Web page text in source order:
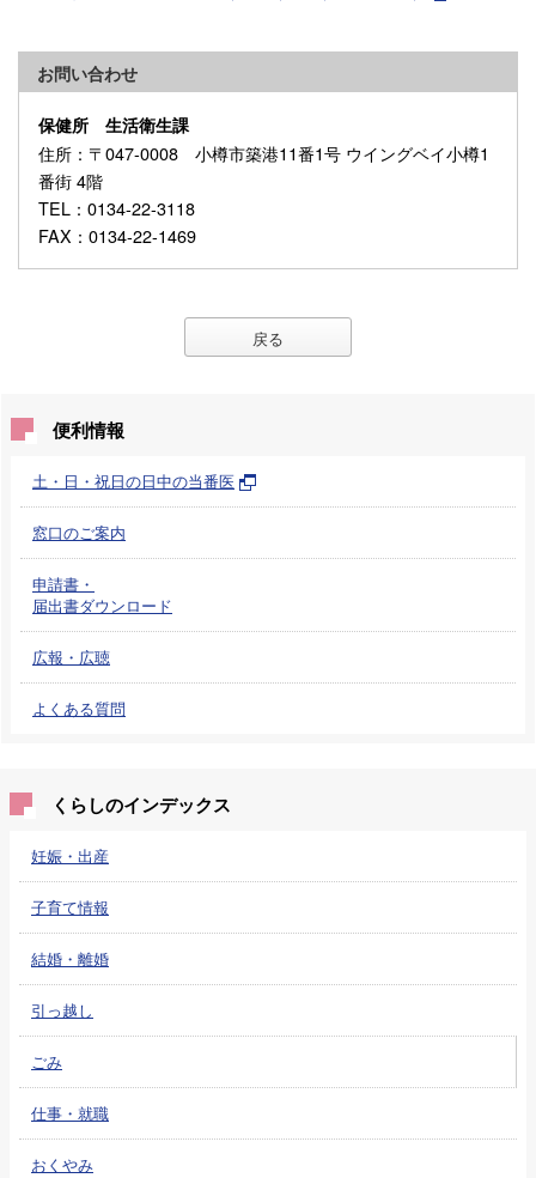
お問い合わせ
保健所 生活衛生課
住所 ：〒047-0008 小樽市築港11番1号 ウイングベイ小樽1
番街 4階
TEL ：0134-22-3118
FAX ：0134-22-1469
戻る
便利情報
土・日・祝日の日中の当番医
窓口のご案内
申請書・
届出書ダウンロード
広報・広聴
よくある質問
くらしのインデックス
妊娠・出産
子育て情報
結婚・離婚
引っ越し
ごみ
仕事・就職
おくやみ